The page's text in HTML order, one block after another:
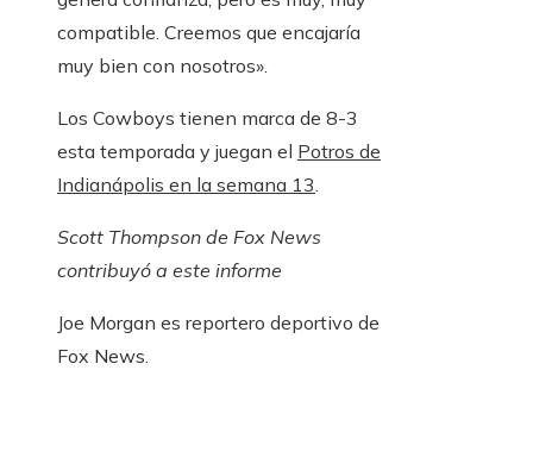
compatible. Creemos que encajaría
muy bien con nosotros».
Los Cowboys tienen marca de 8-3
esta temporada y juegan el Potros de
Indianápolis en la semana 13.
Scott Thompson de Fox News
contribuyó a este informe
Joe Morgan es reportero deportivo de
Fox News.